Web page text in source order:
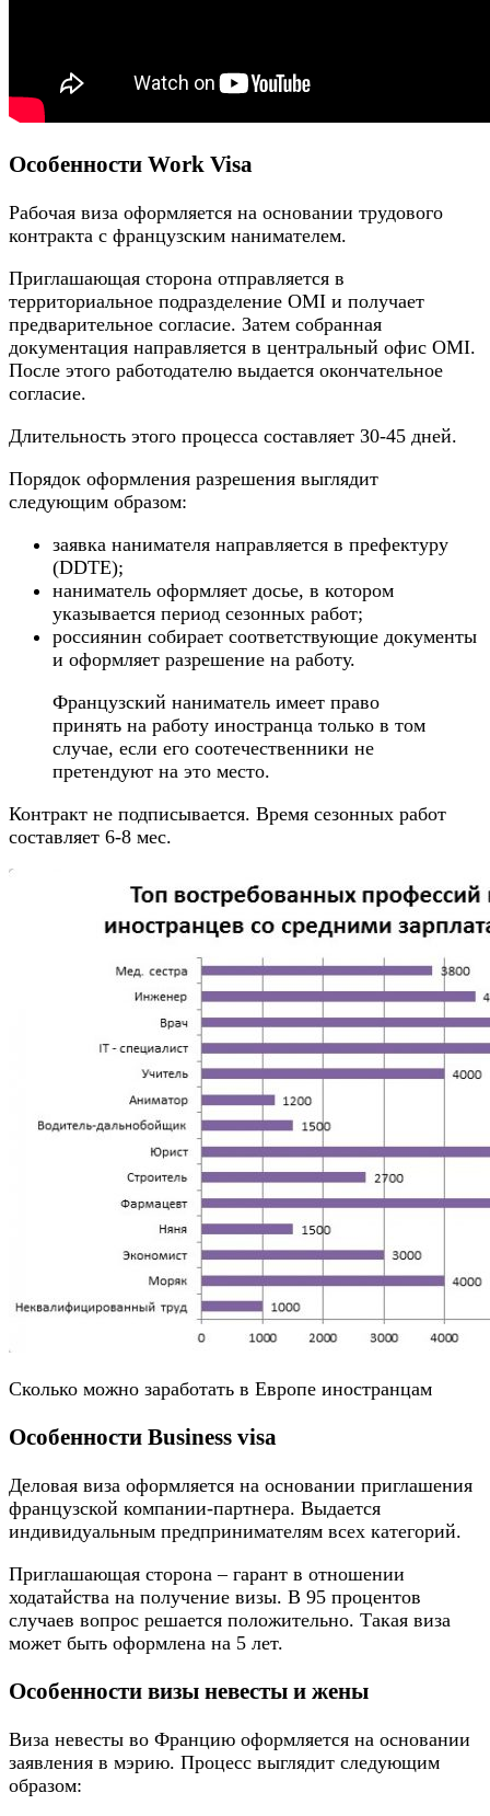
Особенности Work Visa
Рабочая виза оформляется на основании трудового
контракта с французским нанимателем.
Приглашающая сторона отправляется в
территориальное подразделение OMI и получает
предварительное согласие. Затем собранная
документация направляется в центральный офис OMI.
После этого работодателю выдается окончательное
согласие.
Длительность этого процесса составляет 30-45 дней.
Порядок оформления разрешения выглядит
следующим образом:
заявка нанимателя направляется в префектуру
(DDTE);
наниматель оформляет досье, в котором
указывается период сезонных работ;
россиянин собирает соответствующие документы
и оформляет разрешение на работу.
Французский наниматель имеет право
принять на работу иностранца только в том
случае, если его соотечественники не
претендуют на это место.
Контракт не подписывается. Время сезонных работ
составляет 6-8 мес.
Сколько можно заработать в Европе иностранцам
Особенности Business visa
Деловая виза оформляется на основании приглашения
французской компании-партнера. Выдается
индивидуальным предпринимателям всех категорий.
Приглашающая сторона – гарант в отношении
ходатайства на получение визы. В 95 процентов
случаев вопрос решается положительно. Такая виза
может быть оформлена на 5 лет.
Особенности визы невесты и жены
Виза невесты во Францию оформляется на основании
заявления в мэрию. Процесс выглядит следующим
образом: